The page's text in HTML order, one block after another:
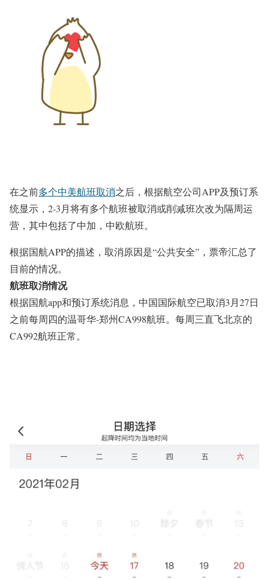
在之前多个中美航班取消之后，根据航空公司APP及预订系
统显示，2-3月将有多个航班被取消或削减班次改为隔周运
营，其中包括了中加，中欧航班。
根据国航APP的描述，取消原因是“公共安全”，票帝汇总了
目前的情况。
航班取消情况
根据国航app和预订系统消息， 中国国际航空已取消3月27日
之前每周四的温哥华-郑州CA998航班。每周三直飞北京的
CA992航班正常。